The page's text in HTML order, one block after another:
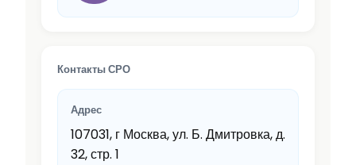
Контакты СРО
Адрес
107031, г Москва, ул. Б. Дмитровка, д.
32, стр. 1